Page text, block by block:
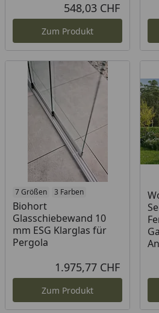
548,03 CHF
Zum Produkt
7 Größen 3 Farben
Biohort
Glasschiebewand 10
mm ESG Klarglas für
Pergola
1.975,77 CHF
Zum Produkt